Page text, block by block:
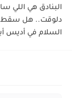
البنادق هي اللي
دلوقت.. هل سقط
السلام في أديس